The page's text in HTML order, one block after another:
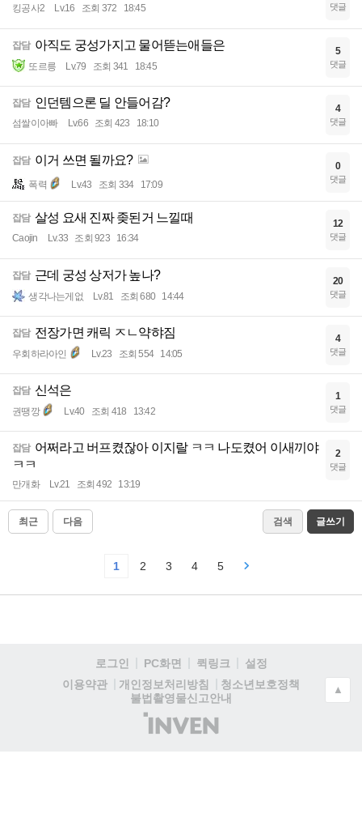
킹공사2 Lv.16 조회 372 18:45 댓글
잡담 아직도 궁성가지고 물어뜯는애들은
또르릉 Lv.79 조회 341 18:45
5
댓글
잡담 인던템으론 딜 안들어감?
섬쌀이아빠 Lv.66 조회 423 18:10
4
댓글
잡담 이거 쓰면 될까요?
폭력 Lv.43 조회 334 17:09
0
댓글
잡담 살성 요새 진짜 좆된거 느낄때
Caojin Lv.33 조회 923 16:34
12
댓글
잡담 근데 궁성 상저가 높나?
생각나는게없 Lv.81 조회 680 14:44
20
댓글
잡담 전장가면 캐릭 ㅈㄴ약햐짐
우회하라아인 Lv.23 조회 554 14:05
4
댓글
잡담 신석은
권땡깡 Lv.40 조회 418 13:42
1
댓글
잡담 어쩌라고 버프켰잖아 이지랄 ㅋㅋ 나도켰어 이새끼야
ㅋㅋ
만개화 Lv.21 조회 492 13:19
2
댓글
최근 다음 검색 글쓰기
1 2 3 4 5
로그인 PC화면 퀵링크
설정
이용약관
개인정보처리방침
청소년보호정책
불법촬영물신고안내
(주)
인
▲